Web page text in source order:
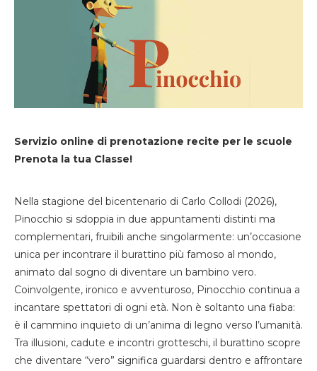
Servizio online di prenotazione recite per le scuole
Prenota la tua Classe!
Nella stagione del bicentenario di Carlo Collodi (2026),
Pinocchio si sdoppia in due appuntamenti distinti ma
complementari, fruibili anche singolarmente: un’occasione
unica per incontrare il burattino più famoso al mondo,
animato dal sogno di diventare un bambino vero.
Coinvolgente, ironico e avventuroso, Pinocchio continua a
incantare spettatori di ogni età. Non è soltanto una fiaba:
è il cammino inquieto di un’anima di legno verso l’umanità.
Tra illusioni, cadute e incontri grotteschi, il burattino scopre
che diventare “vero” significa guardarsi dentro e affrontare